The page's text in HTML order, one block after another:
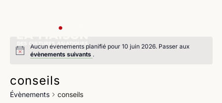
Aucun évènements planifié pour 10 juin 2026. Passer aux
évènements suivants .
conseils
Évènements conseils